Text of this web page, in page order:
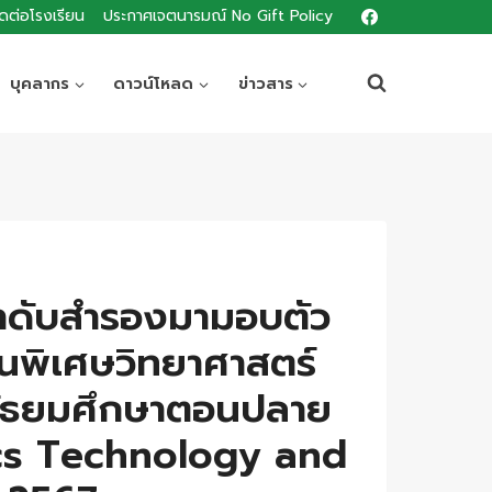
ต่อโรงเรียน ประกาศเจตนารมณ์ No Gift Policy
บุคลากร ดาวน์โหลด ข่าวสาร
ดับสำรองมามอบตัว
พิเศษวิทยาศาสตร์
ยมศึกษาตอนปลาย
Technology and